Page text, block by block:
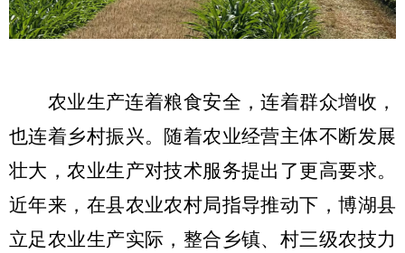
农业生产连着粮食安全，连着群众增收，
也连着乡村振兴。随着农业经营主体不断发展
壮大，农业生产对技术服务提出了更高要求。
近年来，在县农业农村局指导推动下，博湖县
立足农业生产实际，整合乡镇、村三级农技力